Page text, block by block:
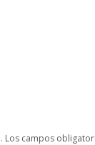
Los campos